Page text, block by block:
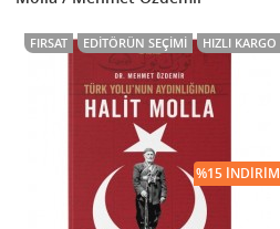
FIRSAT EDITÖRÜN SEÇIMI HIZLI KARGO
%15 İNDIRIM